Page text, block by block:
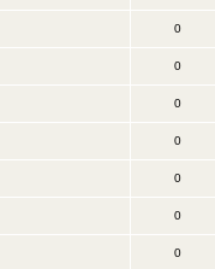
0
0
0
0
0
0
0